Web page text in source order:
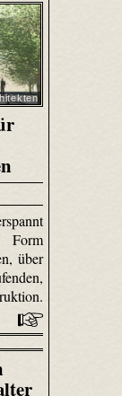
Form
über